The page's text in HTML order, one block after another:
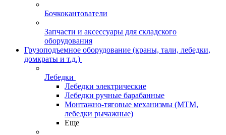
Бочкокантователи
Запчасти и аксессуары для складского
оборудования
Грузоподъемное оборудование (краны, тали, лебедки,
домкраты и т.д.)
Лебедки
Лебедки электрические
Лебедки ручные барабанные
Монтажно-тяговые механизмы (МТМ,
лебедки рычажные)
Еще